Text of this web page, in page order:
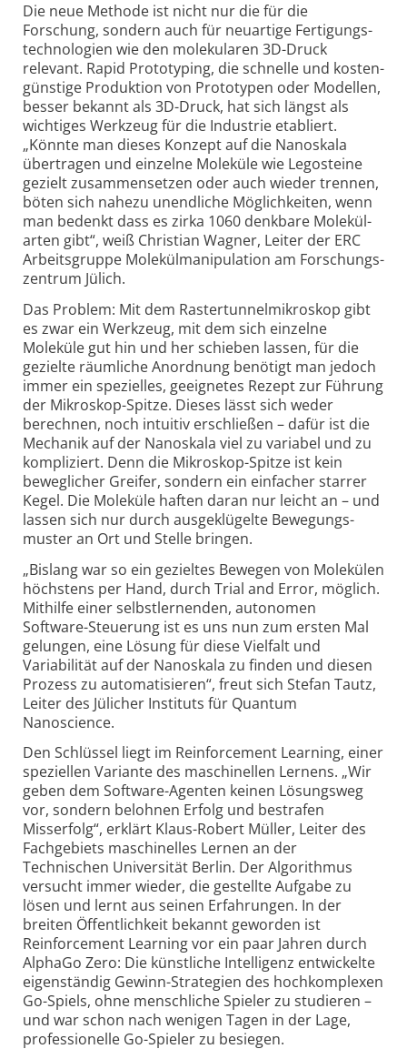
Die neue Methode ist nicht nur die für die
Forschung, sondern auch für neuartige Fertigungs­
technologien wie den molekularen 3D-Druck
relevant. Rapid Prototyping, die schnelle und kosten­
günstige Produktion von Prototypen oder Modellen,
besser bekannt als 3D-Druck, hat sich längst als
wichtiges Werkzeug für die Industrie etabliert.
„Könnte man dieses Konzept auf die Nanoskala
übertragen und einzelne Moleküle wie Legosteine
gezielt zusammen­setzen oder auch wieder trennen,
böten sich nahezu unendliche Möglichkeiten, wenn
man bedenkt dass es zirka 1060 denkbare Molekül­
arten gibt“, weiß Christian Wagner, Leiter der ERC
Arbeitsgruppe Molekül­manipulation am Forschungs­
zentrum Jülich.
Das Problem: Mit dem Raster­tunnel­mikroskop gibt
es zwar ein Werkzeug, mit dem sich einzelne
Moleküle gut hin und her schieben lassen, für die
gezielte räumliche Anordnung benötigt man jedoch
immer ein spezielles, geeignetes Rezept zur Führung
der Mikroskop-Spitze. Dieses lässt sich weder
berechnen, noch intuitiv erschließen – dafür ist die
Mechanik auf der Nanoskala viel zu variabel und zu
kompliziert. Denn die Mikroskop-Spitze ist kein
beweglicher Greifer, sondern ein einfacher starrer
Kegel. Die Moleküle haften daran nur leicht an – und
lassen sich nur durch ausgeklügelte Bewegungs­
muster an Ort und Stelle bringen.
„Bislang war so ein gezieltes Bewegen von Molekülen
höchstens per Hand, durch Trial and Error, möglich.
Mithilfe einer selbst­lernenden, autonomen
Software-Steuerung ist es uns nun zum ersten Mal
gelungen, eine Lösung für diese Vielfalt und
Variabilität auf der Nanoskala zu finden und diesen
Prozess zu automatisieren“, freut sich Stefan Tautz,
Leiter des Jülicher Instituts für Quantum
Nanoscience.
Den Schlüssel liegt im Reinforcement Learning, einer
speziellen Variante des maschinellen Lernens. „Wir
geben dem Software-Agenten keinen Lösungsweg
vor, sondern belohnen Erfolg und bestrafen
Misserfolg“, erklärt Klaus-Robert Müller, Leiter des
Fach­gebiets maschinelles Lernen an der
Technischen Universität Berlin. Der Algorithmus
versucht immer wieder, die gestellte Aufgabe zu
lösen und lernt aus seinen Erfahrungen. In der
breiten Öffentlichkeit bekannt geworden ist
Reinforcement Learning vor ein paar Jahren durch
AlphaGo Zero: Die künstliche Intelligenz entwickelte
eigenständig Gewinn-Strategien des hoch­komplexen
Go-Spiels, ohne menschliche Spieler zu studieren –
und war schon nach wenigen Tagen in der Lage,
professionelle Go-Spieler zu besiegen.